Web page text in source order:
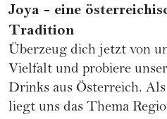
Joya - eine
Tradition
Überzeug dich jetzt von
Vielfalt und probiere
Drinks aus Österreich.
liegt uns das Thema